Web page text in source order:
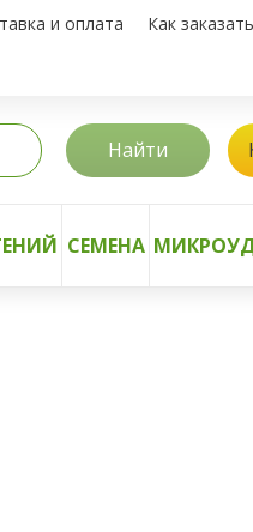
и оплата Как заказать
Найти
СЕМЕНА